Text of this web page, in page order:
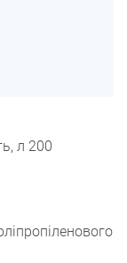
л 200